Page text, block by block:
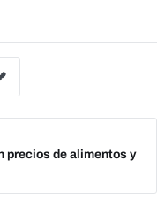
precios de alimentos y